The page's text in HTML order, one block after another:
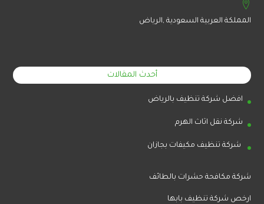
المملكة العربية السعودية ,الرياض
أحدث المقالات
افضل شركة تنظيف بالرياض
شركة نقل اثاث الهرم
شركة تنظيف مكيفات بجازان
شركة مكافحة حشرات بالطائف
ارخص شركة تنظيف بابها